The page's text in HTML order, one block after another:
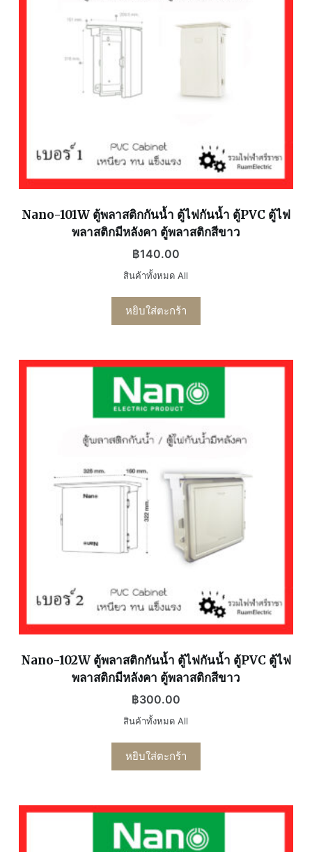
Nano-101W ตู้พลาสติกกันน้ำ ตู้ไฟกันน้ำ ตู้PVC ตู้ไฟ
พลาสติกมีหลังคา ตู้พลาสติกสีขาว
฿140.00
สินค้าทั้งหมด All
หยิบใส่ตะกร้า
Nano-102W ตู้พลาสติกกันน้ำ ตู้ไฟกันน้ำ ตู้PVC ตู้ไฟ
พลาสติกมีหลังคา ตู้พลาสติกสีขาว
฿300.00
สินค้าทั้งหมด All
หยิบใส่ตะกร้า